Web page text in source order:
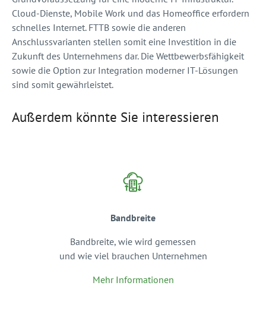
Cloud-Dienste, Mobile Work und das Homeoffice erfordern
schnelles Internet. FTTB sowie die anderen
Anschlussvarianten stellen somit eine Investition in die
Zukunft des Unternehmens dar. Die Wettbewerbsfähigkeit
sowie die Option zur Integration moderner IT-Lösungen
sind somit gewährleistet.
Außerdem könnte Sie interessieren
Bandbreite
Bandbreite, wie wird gemessen
und wie viel brauchen Unternehmen
Mehr Informationen